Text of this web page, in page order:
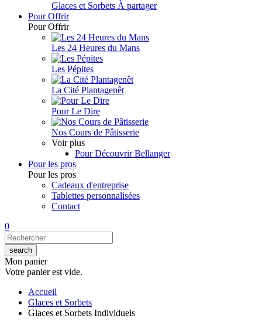
Glaces et Sorbets À partager
Pour Offrir
Pour Offrir
Les 24 Heures du Mans
Les Pépites
La Cité Plantagenêt
Pour Le Dire
Nos Cours de Pâtisserie
Voir plus
Pour Découvrir Bellanger
Pour les pros
Pour les pros
Cadeaux d'entreprise
Tablettes personnalisées
Contact
0
Mon panier
Votre panier est vide.
Accueil
Glaces et Sorbets
Glaces et Sorbets Individuels